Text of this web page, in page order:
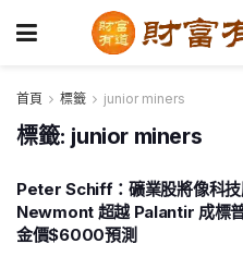
首頁 標籤 junior miners
標籤: junior miners
Peter Schiff：礦業股將像科技
Newmont 超越 Palantir 成標
金價$6000預測